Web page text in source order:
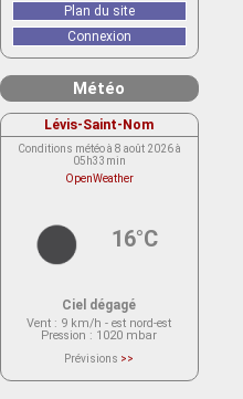
Plan du site
Connexion
Météo
Lévis-Saint-Nom
Conditions météo à 8 août 2026 à
05h33min
OpenWeather
16°C
Ciel dégagé
Vent : 9 km/h - est nord-est
Pression : 1020 mbar
Prévisions >>
actuellement aucune prévision